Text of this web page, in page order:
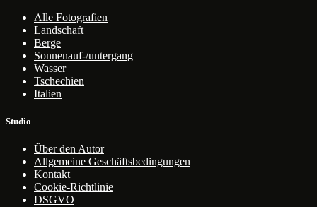
Alle Fotografien
Landschaft
Berge
Sonnenauf-/untergang
Wasser
Tschechien
Italien
Studio
Über den Autor
Allgemeine Geschäftsbedingungen
Kontakt
Cookie-Richtlinie
DSGVO